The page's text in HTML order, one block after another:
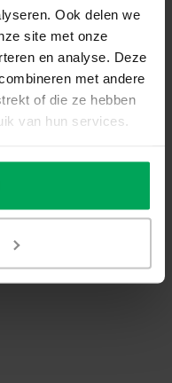
Ook delen we
site met onze
en analyse. Deze
met andere
of die ze hebben
van hun services.
met ons op